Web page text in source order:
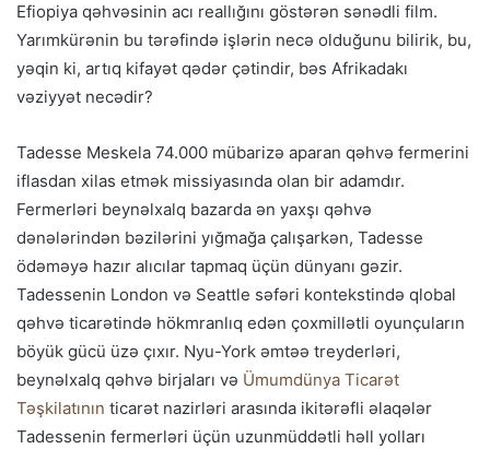
Efiopiya qəhvəsinin acı reallığını göstərən sənədli film.
Yarımkürənin bu tərəfində işlərin necə olduğunu bilirik, bu,
yəqin ki, artıq kifayət qədər çətindir, bəs Afrikadakı
vəziyyət necədir?
Tadesse Meskela 74.000 mübarizə aparan qəhvə fermerini
iflasdan xilas etmək missiyasında olan bir adamdır.
Fermerləri beynəlxalq bazarda ən yaxşı qəhvə
dənələrindən bəzilərini yığmağa çalışarkən, Tadesse
ödəməyə hazır alıcılar tapmaq üçün dünyanı gəzir.
Tadessenin London və Seattle səfəri kontekstində qlobal
qəhvə ticarətində hökmranlıq edən çoxmillətli oyunçuların
böyük gücü üzə çıxır. Nyu-York əmtəə treyderləri,
beynəlxalq qəhvə birjaları və Ümumdünya Ticarət
Təşkilatının ticarət nazirləri arasında ikitərəfli əlaqələr
Tadessenin fermerləri üçün uzunmüddətli həll yolları